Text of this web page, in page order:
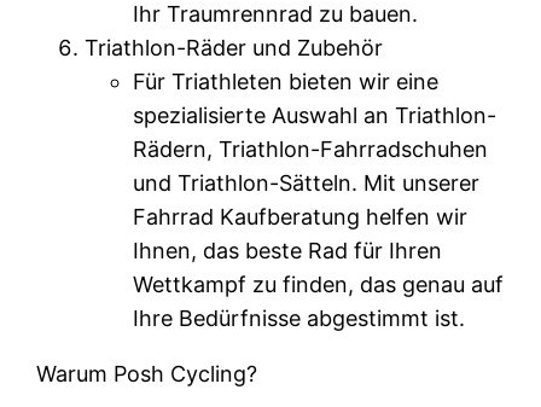
Ihr Traumrennrad zu bauen.
Triathlon-Räder und Zubehör
Für Triathleten bieten wir eine
spezialisierte Auswahl an Triathlon-
Rädern, Triathlon-Fahrradschuhen
und Triathlon-Sätteln. Mit unserer
Fahrrad Kaufberatung helfen wir
Ihnen, das beste Rad für Ihren
Wettkampf zu finden, das genau auf
Ihre Bedürfnisse abgestimmt ist.
Warum Posh Cycling?